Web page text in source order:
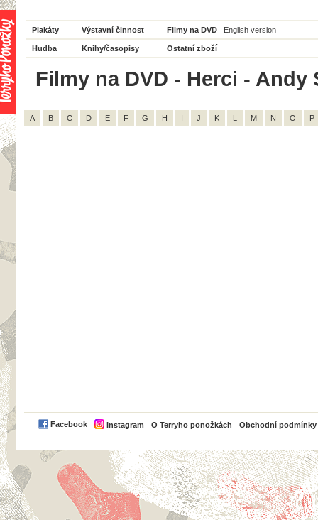
Plakáty Výstavní činnost Filmy na DVD English version
Hudba Knihy/časopisy Ostatní zboží
Filmy na DVD - Herci - Andy
A B C D E F G H I J K L M N O P
Facebook Instagram O Terryho ponožkách Obchodní podmínky
PayPal